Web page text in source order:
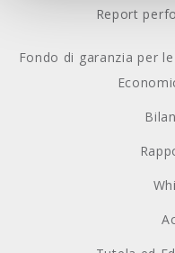
Report
Fondo di garanzia per